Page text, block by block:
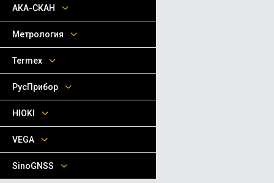
АКА-СКАН
Метрология
Termex
РусПрибор
HIOKI
VEGA
SinoGNSS